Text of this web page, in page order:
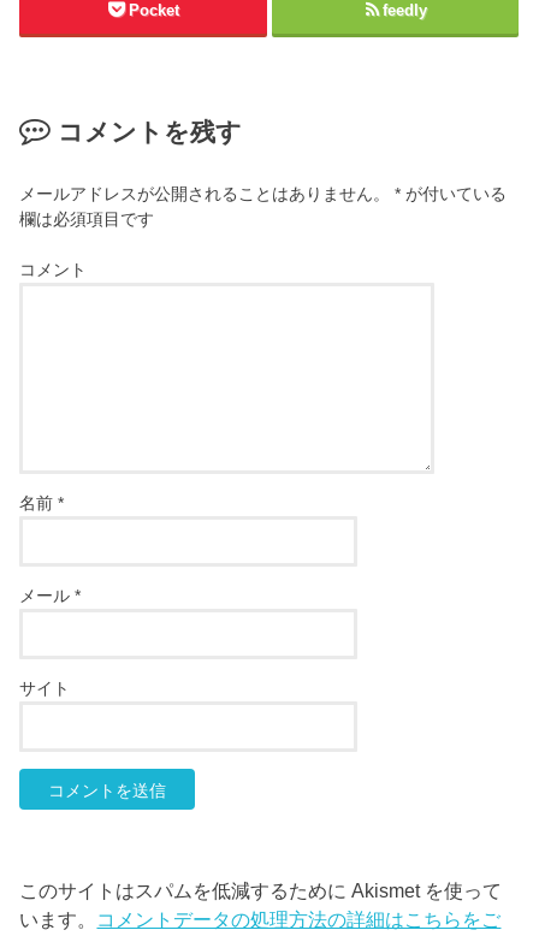
Pocket feedly
コメントを残す
メールアドレスが公開されることはありません。 * が付いている
欄は必須項目です
コメント
名前*
メール*
サイト
このサイトはスパムを低減するために Akismet を使って
います。 コメントデータの処理方法の詳細はこちらをご